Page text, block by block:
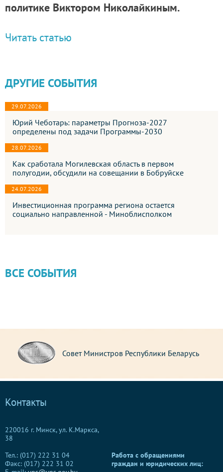
политике Виктором Николайкиным.
Читать статью
ДРУГИЕ СОБЫТИЯ
29.07.2026
Юрий Чеботарь: параметры Прогноза-2027
определены под задачи Программы-2030
28.07.2026
Как сработала Могилевская область в первом
полугодии, обсудили на совещании в Бобруйске
24.07.2026
Инвестиционная программа региона остается
социально направленной - Миноблисполком
ВСЕ СОБЫТИЯ
Совет Министров Республики Беларусь
Контакты
220016 г. Минск, ул. К.Маркса,
38
Тел.: (017) 222 31 04
Факс: (017) 222 31 02
Работа с обращениями
граждан и юридических лиц: